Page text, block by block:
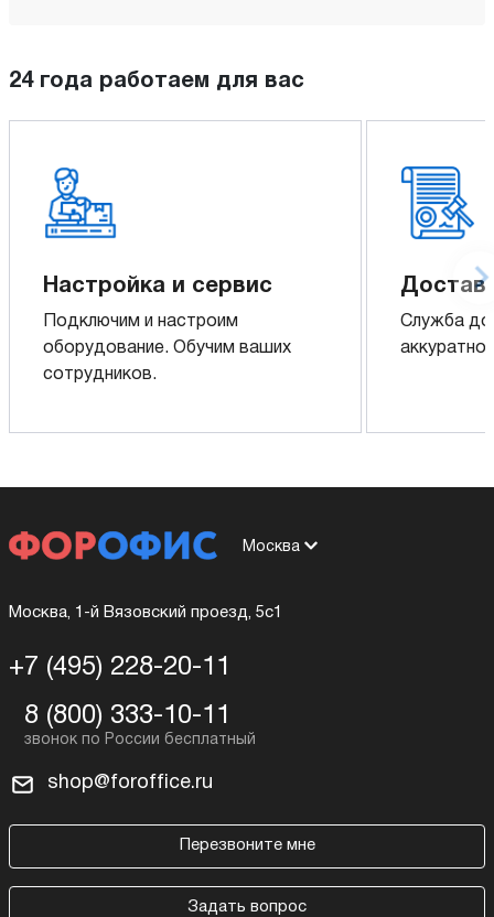
24 года работаем для вас
Настройка и сервис
Подключим и настроим
оборудование. Обучим ваших
сотрудников.
Служба
аккуратно
Москва
Москва, 1-й Вязовский проезд, 5с1
+7 (495) 228-20-11
8 (800) 333-10-11
shop@foroffice.ru
Перезвоните мне
Задать вопрос